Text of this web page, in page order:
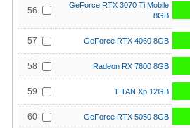
56
GeForce RTX 3070 Ti Mobile
8GB
57 GeForce RTX 4060 8GB
58 Radeon RX 7600 8GB
59 TITAN Xp 12GB
60 GeForce RTX 5050 8GB